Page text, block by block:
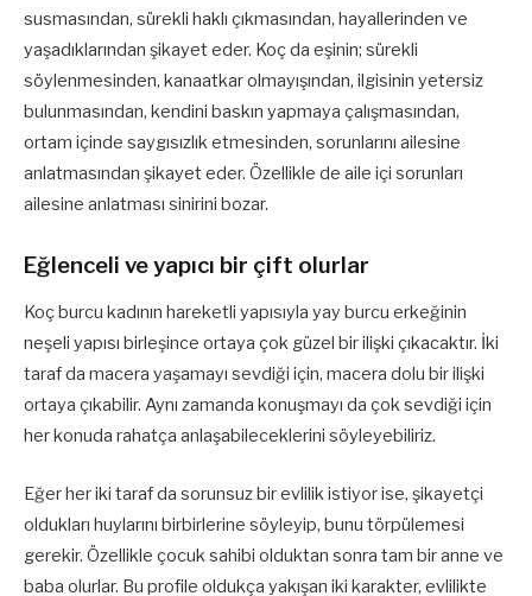
susmasından, sürekli haklı çıkmasından, hayallerinden ve
yaşadıklarından şikayet eder. Koç da eşinin; sürekli
söylenmesinden, kanaatkar olmayışından, ilgisinin yetersiz
bulunmasından, kendini baskın yapmaya çalışmasından,
ortam içinde saygısızlık etmesinden, sorunlarını ailesine
anlatmasından şikayet eder. Özellikle de aile içi sorunları
ailesine anlatması sinirini bozar.
Eğlenceli ve yapıcı bir çift olurlar
Koç burcu kadının hareketli yapısıyla yay burcu erkeğinin
neşeli yapısı birleşince ortaya çok güzel bir ilişki çıkacaktır. İki
taraf da macera yaşamayı sevdiği için, macera dolu bir ilişki
ortaya çıkabilir. Aynı zamanda konuşmayı da çok sevdiği için
her konuda rahatça anlaşabileceklerini söyleyebiliriz.
Eğer her iki taraf da sorunsuz bir evlilik istiyor ise, şikayetçi
oldukları huylarını birbirlerine söyleyip, bunu törpülemesi
gerekir. Özellikle çocuk sahibi olduktan sonra tam bir anne ve
baba olurlar. Bu profile oldukça yakışan iki karakter, evlilikte